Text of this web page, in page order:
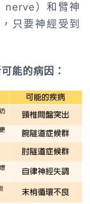
nerve）和臂神
只要神經受到
能的病因：